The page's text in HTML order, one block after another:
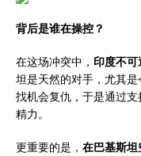
背后是谁在操控？
在这场冲突中， 印度不可
坦是天然的对手，尤其
找机会复仇，于是通过
精力。
更重要的是， 在巴基斯